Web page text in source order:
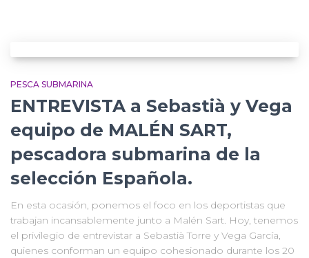
PESCA SUBMARINA
ENTREVISTA a Sebastià y Vega
equipo de MALÉN SART,
pescadora submarina de la
selección Española.
En esta ocasión, ponemos el foco en los deportistas que
trabajan incansablemente junto a Malén Sart. Hoy, tenemos
el privilegio de entrevistar a Sebastià Torre y Vega García,
quienes conforman un equipo cohesionado durante los 20